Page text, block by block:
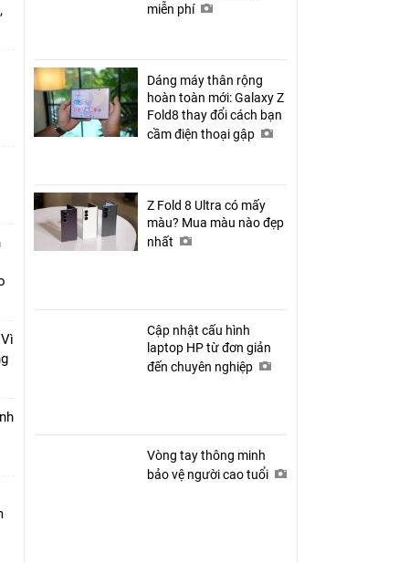
miễn phí
Dáng máy thân rộng
hoàn toàn mới: Galaxy Z
Fold8 thay đổi cách bạn
cầm điện thoại gập
Z Fold 8 Ultra có mấy
màu? Mua màu nào đẹp
nhất
Cập nhật cấu hình
laptop HP từ đơn giản
đến chuyên nghiệp
Vòng tay thông minh
bảo vệ người cao tuổi